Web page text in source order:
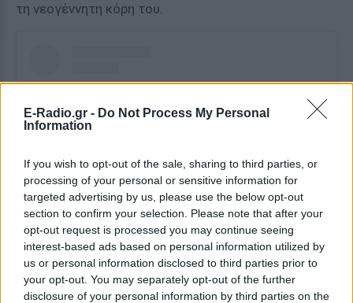
E-Radio.gr - Do Not Process My Personal
Information
If you wish to opt-out of the sale, sharing to third parties, or
processing of your personal or sensitive information for
targeted advertising by us, please use the below opt-out
section to confirm your selection. Please note that after your
opt-out request is processed you may continue seeing
interest-based ads based on personal information utilized by
us or personal information disclosed to third parties prior to
your opt-out. You may separately opt-out of the further
disclosure of your personal information by third parties on the
τη νεογέννητη κόρη του.
Δείτε αυτή τη δημοσίευση στο Instagram.